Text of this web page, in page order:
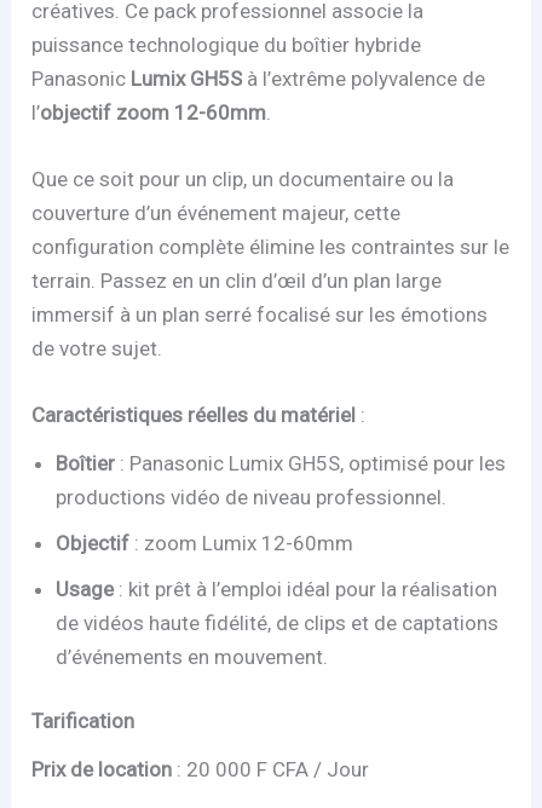
créatives. Ce pack professionnel associe la
puissance technologique du boîtier hybride
Panasonic Lumix GH5Sà l’extrême polyvalence de
l’objectif zoom 12-60mm
Que ce soit pour un clip, un documentaire ou la
couverture d’un événement majeur, cette
configuration complète élimine les contraintes sur le
terrain. Passez en un clin d’œil d’un plan large
immersif à un plan serré focalisé sur les émotions
de votre sujet.
Caractéristiques réelles du matériel :
Boîtier : Panasonic Lumix GH5S, optimisé pour les
productions vidéo de niveau professionnel.
Objectif : zoom Lumix 12-60mm
Usage : kit prêt à l’emploi idéal pour la réalisation
de vidéos haute fidélité, de clips et de captations
d’événements en mouvement.
Tarification
Prix de location : 20 000 F CFA / Jour